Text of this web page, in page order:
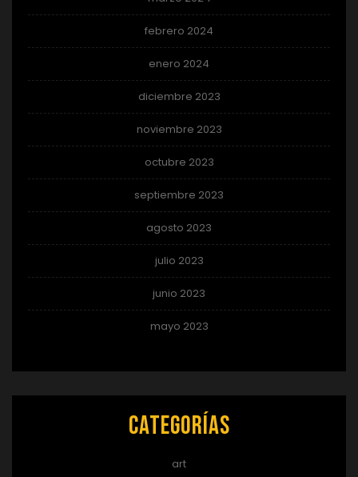
febrero 2024
enero 2024
diciembre 2023
noviembre 2023
octubre 2023
septiembre 2023
agosto 2023
julio 2023
junio 2023
mayo 2023
Categorías
art